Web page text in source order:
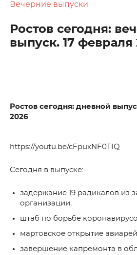
Вечерние выпуски
Ростов сегодня:
выпуск. 17 февраля
Ростов сегодня: дневной
2026
https://youtu.be/cFpuxNF0TIQ
Сегодня в выпуске:
задержание 19 радикалов из
организации;
штаб по борьбе
мартовское открытие
завершение капремонта в